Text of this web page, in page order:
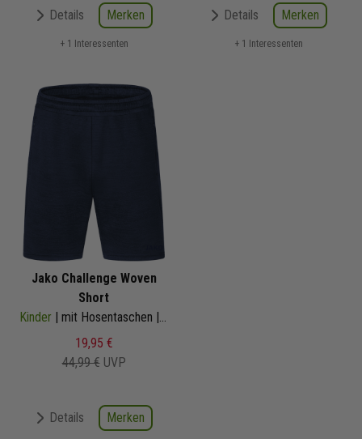
Details Merken
+ 1 Interessenten
Details Merken
+ 1 Interessenten
Jako Challenge Woven
Short
Kinder | mit Hosentaschen | 6221
19,95 €
44,99 € UVP
Details Merken